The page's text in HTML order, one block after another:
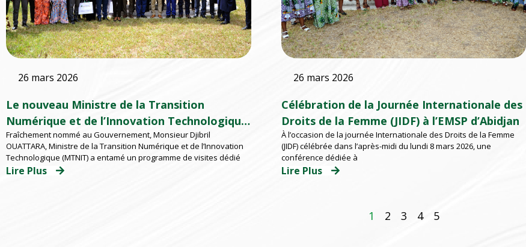
26 mars 2026
Le nouveau Ministre de la Transition
Numérique et de l’Innovation Technologique
à l’EMSP
Fraîchement nommé au Gouvernement, Monsieur Djibril
OUATTARA, Ministre de la Transition Numérique et de l’Innovation
Technologique (MTNIT) a entamé un programme de visites dédié
Lire Plus
26 mars 2026
Célébration de la Journée Internationale des
Droits de la Femme (JIDF) à l’EMSP d’Abidjan
À l’occasion de la journée Internationale des Droits de la Femme
(JIDF) célébrée dans l’après-midi du lundi 8 mars 2026, une
conférence dédiée à
Lire Plus
1 2 3 4 5